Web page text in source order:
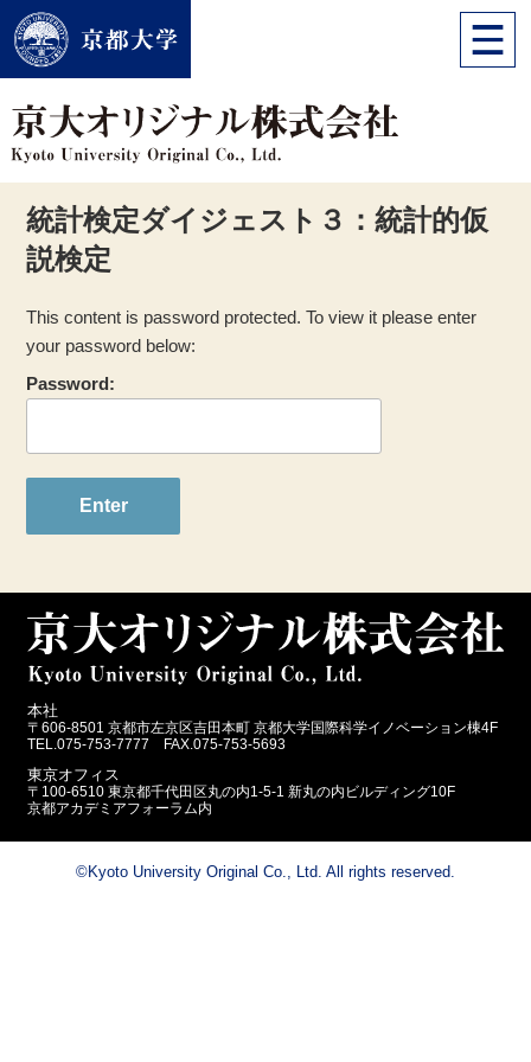
統計検定ダイジェスト３：統計的仮
説検定
This content is password protected. To view it please enter
your password below:
Password:
本社
〒606-8501 京都市左京区吉田本町 京都大学国際科学イノベーション棟4F
TEL.075-753-7777 FAX.075-753-5693
東京オフィス
〒100-6510 東京都千代田区丸の内1-5-1 新丸の内ビルディング10F
京都アカデミアフォーラム内
©Kyoto University Original Co., Ltd. All rights reserved.